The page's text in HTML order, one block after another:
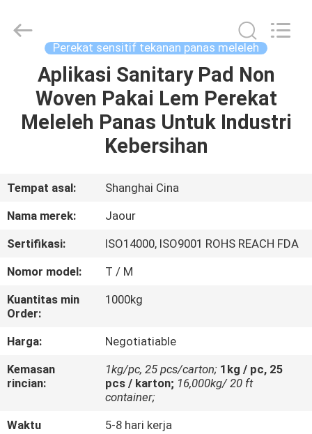
RUMAH
PRODUK
KAMI
PABRIK
KONTROL
KUALITAS
HUBUNGI
KAMI
Adhesive
Products
Perekat sensitif tekanan panas meleleh
Aplikasi Sanitary Pad Non
Woven Pakai Lem Perekat
Meleleh Panas Untuk Industri
Kebersihan
Tempat asal:
Shanghai Cina
Nama merek:
Jaour
Sertifikasi:
ISO14000, ISO9001 ROHS REACH FDA
Nomor model:
T / M
Kuantitas min
Order:
1000kg
Harga:
Negotiatiable
Kemasan
rincian:
1kg/pc, 25 pcs/carton; 1kg / pc, 25
pcs / karton; 16,000kg/ 20 ft
container;
Waktu
5-8 hari kerja